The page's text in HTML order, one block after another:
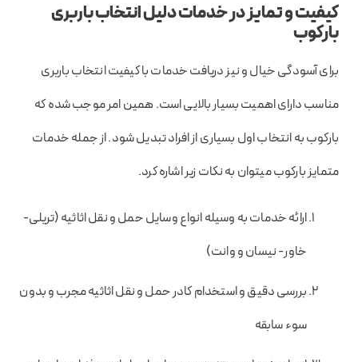
کیفیت و تمایز در خدمات دلیل انتخاب باربری
بارکوب
برای آسودگی خیال و نیز دریافت خدمات با کیفیت انتخاب باربری
مناسب دارای اهمیت بسیار بالایی است. همین امر موجب شده که
بارکوب به انتخاب اول بسیاری از افراد تبدیل شود. از جمله خدمات
متمایز بارکوب میتوان به نکات زیر اشاره کرد.
ارائه خدمات به وسیله انواع وسایل حمل و نقل اثاثیه (تریلی-
خاور- نیسان و وانت)
بررسی دقیق و استخدام کادر حمل و نقل اثاثیه مجرب و بدون
سوء سابقه